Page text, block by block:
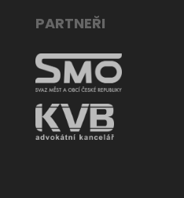
PARTNEŘI